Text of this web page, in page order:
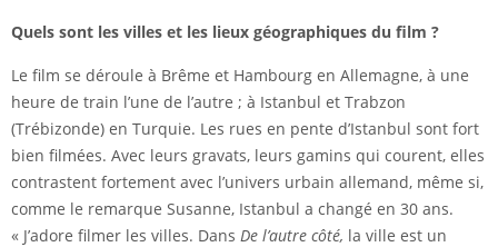
Quels sont les villes et les lieux géographiques du film ?
Le film se déroule à Brême et Hambourg en Allemagne, à une
heure de train l’une de l’autre ; à Istanbul et Trabzon
(Trébizonde) en Turquie. Les rues en pente d’Istanbul sont fort
bien filmées. Avec leurs gravats, leurs gamins qui courent, elles
contrastent fortement avec l’univers urbain allemand, même si,
comme le remarque Susanne, Istanbul a changé en 30 ans.
« J’adore filmer les villes. Dans De l’autre côté, la ville est un